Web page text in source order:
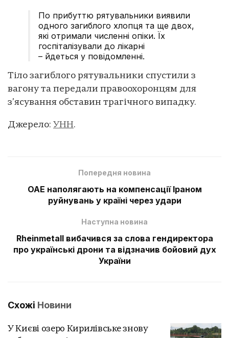
По прибуттю рятувальники виявили
одного загиблого хлопця та ще двох,
які отримали численні опіки. Їх
госпіталізували до лікарні
– йдеться у повідомленні.
Тіло загиблого рятувальники спустили з
вагону та передали правоохоронцям для
з’ясування обставин трагічного випадку.
Джерело: УНН.
Попередня новина
ОАЕ наполягають на компенсації Іраном
руйнувань у країні через удари
Наступна новина
Rheinmetall вибачився за слова гендиректора
про українські дрони та відзначив бойовий дух
України
Схожі Новини
У Києві озеро Кирилівське знову